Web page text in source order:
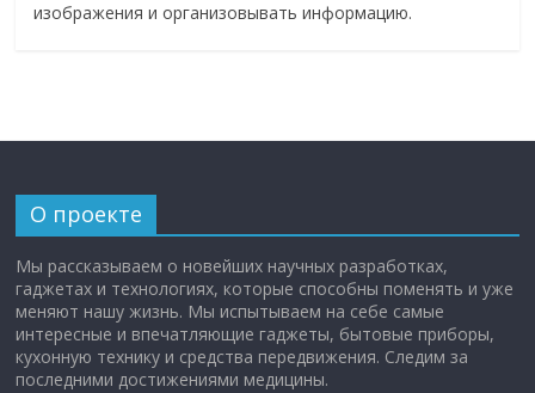
изображения и организовывать информацию.
О проекте
Мы рассказываем о новейших научных разработках,
гаджетах и технологиях, которые способны поменять и уже
меняют нашу жизнь. Мы испытываем на себе самые
интересные и впечатляющие гаджеты, бытовые приборы,
кухонную технику и средства передвижения. Следим за
последними достижениями медицины.